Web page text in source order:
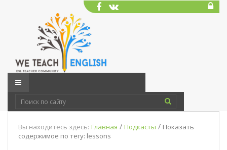
Вы находитесь здесь: Главная / Подкасты / Показать
содержимое по тегу: lessons